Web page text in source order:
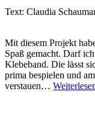
Text: Claudia
Mit diesem Projekt
Spaß gemacht. Darf
Klebeband. Die lässt
prima bespielen und
verstauen…